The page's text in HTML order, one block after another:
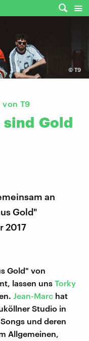
©T9
von T9
sind Gold
an
Gold"
2017
Gold" von
lassen uns Torky
Jean-Marc hat
Studio in
und deren
Allgemeinen,